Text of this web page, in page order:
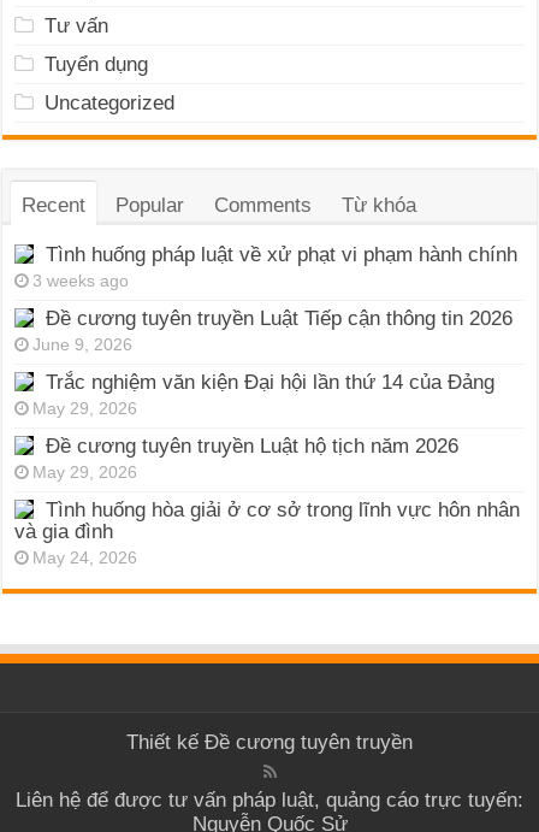
Tư vấn
Tuyển dụng
Uncategorized
Recent Popular Comments Từ khóa
Tình huống pháp luật về xử phạt vi phạm hành chính
3 weeks ago
Đề cương tuyên truyền Luật Tiếp cận thông tin 2026
June 9, 2026
Trắc nghiệm văn kiện Đại hội lần thứ 14 của Đảng
May 29, 2026
Đề cương tuyên truyền Luật hộ tịch năm 2026
May 29, 2026
Tình huống hòa giải ở cơ sở trong lĩnh vực hôn nhân
và gia đình
May 24, 2026
Thiết kế Đề cương tuyên truyền
Liên hệ để được tư vấn pháp luật, quảng cáo trực tuyến:
Nguyễn Quốc Sử